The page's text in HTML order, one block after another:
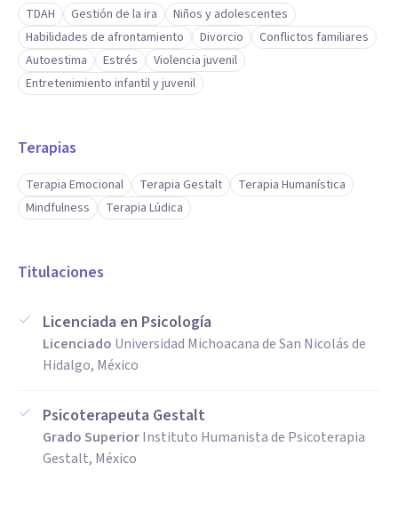
TDAH Gestión de la ira
Niños y adolescentes
Habilidades de afrontamiento
Divorcio
Conflictos familiares
Autoestima
Estrés
Violencia juvenil
Entretenimiento infantil y juvenil
Terapias
Terapia Emocional Terapia Gestalt
Terapia Humanística
Mindfulness
Terapia Lúdica
Titulaciones
Licenciada en Psicología
Licenciado Universidad Michoacana de San Nicolás de
Hidalgo, México
Psicoterapeuta Gestalt
Grado SuperiorInstituto Humanista de Psicoterapia
Gestalt, México